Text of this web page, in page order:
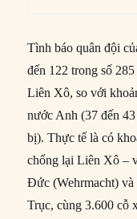
Tình báo quân đội
đến 122 trong số
Liên Xô, so với
nước Anh (37 đến
bị). Thực tế là có
chống lại Liên Xô –
Đức (Wehrmacht) và
Trục, cùng 3.600 cỗ